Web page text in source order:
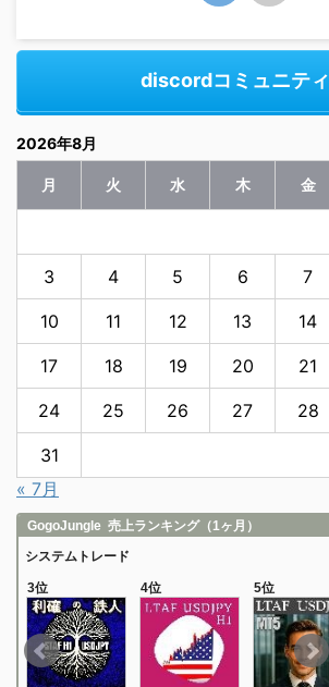
discordコミュニティ
2026年8月
月 火 水 木 金
3 4 5 6 7
10 11 12 13 14
17 18 19 20 21
24 25 26 27 28
31
« 7月